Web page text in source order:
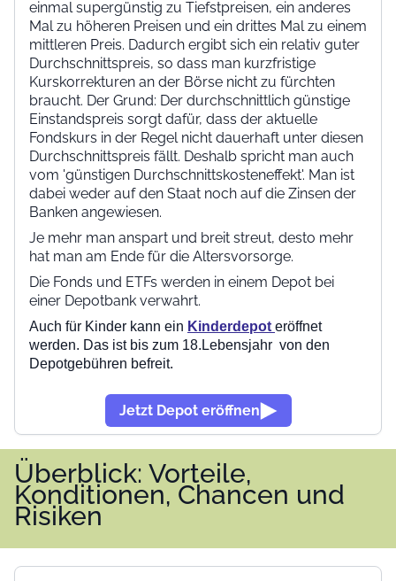
einmal supergünstig zu Tiefstpreisen, ein anderes
Mal zu höheren Preisen und ein drittes Mal zu einem
mittleren Preis. Dadurch ergibt sich ein relativ guter
Durchschnittspreis, so dass man kurzfristige
Kurskorrekturen an der Börse nicht zu fürchten
braucht. Der Grund: Der durchschnittlich günstige
Einstandspreis sorgt dafür, dass der aktuelle
Fondskurs in der Regel nicht dauerhaft unter diesen
Durchschnittspreis fällt. Deshalb spricht man auch
vom 'günstigen Durchschnittskosteneffekt'. Man ist
dabei weder auf den Staat noch auf die Zinsen der
Banken angewiesen.
Je mehr man anspart und breit streut, desto mehr
hat man am Ende für die Altersvorsorge.
Die Fonds und ETFs werden in einem Depot bei
einer Depotbank verwahrt.
Auch für Kinder kann ein Kinderdepot eröffnet
werden. Das ist bis zum 18.Lebensjahr von den
Depotgebühren befreit.
Jetzt Depot eröffnen
Überblick: Vorteile,
Konditionen, Chancen und
Risiken